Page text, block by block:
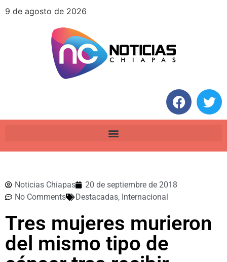
9 de agosto de 2026
Noticias Chiapas
20 de septiembre de 2018
No Comments
Destacadas, Internacional
Tres mujeres murieron
del mismo tipo de